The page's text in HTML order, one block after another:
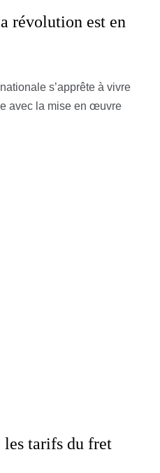
révolution est en
s’apprête à vivre
avec la mise en œuvre
tarifs du fret